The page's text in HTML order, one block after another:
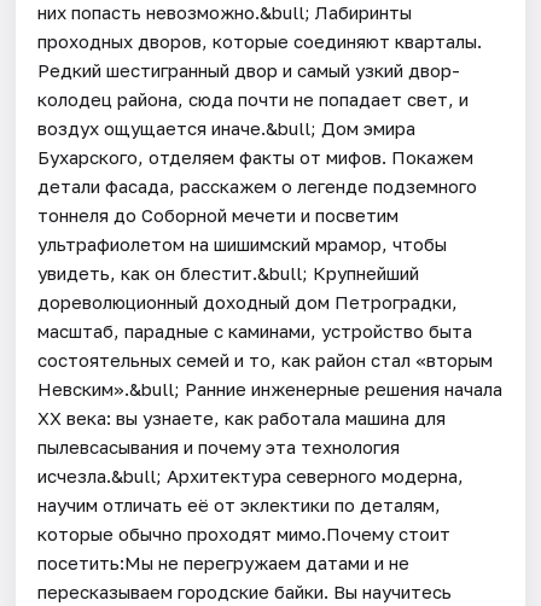
них попасть невозможно.&bull; Лабиринты
проходных дворов, которые соединяют кварталы.
Редкий шестигранный двор и самый узкий двор-
колодец района, сюда почти не попадает свет, и
воздух ощущается иначе.&bull; Дом эмира
Бухарского, отделяем факты от мифов. Покажем
детали фасада, расскажем о легенде подземного
тоннеля до Соборной мечети и посветим
ультрафиолетом на шишимский мрамор, чтобы
увидеть, как он блестит.&bull; Крупнейший
дореволюционный доходный дом Петроградки,
масштаб, парадные с каминами, устройство быта
состоятельных семей и то, как район стал «вторым
Невским».&bull; Ранние инженерные решения начала
XX века: вы узнаете, как работала машина для
пылевсасывания и почему эта технология
исчезла.&bull; Архитектура северного модерна,
научим отличать её от эклектики по деталям,
которые обычно проходят мимо.Почему стоит
посетить:Мы не перегружаем датами и не
пересказываем городские байки. Вы научитесь